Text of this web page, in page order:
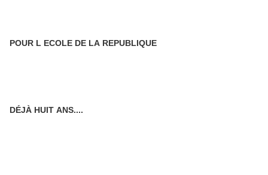
POUR L ECOLE DE LA REPUBLIQUE
DÉJÀ HUIT ANS....